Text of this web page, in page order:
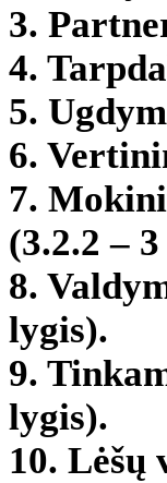
3.
4.
5.
6.
7.
(3.2.2 –
8.
lygis).
9.
lygis).
10. Lėšų